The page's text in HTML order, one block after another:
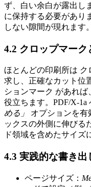
ず、白い余白が露出し
に保持する必要があり
しない隙間が現れます。
4.2 クロップマー
ほとんどの印刷所は ク
求し、正確なカット位
ションマーク があれば
役立ちます。PDF/X‑1a
める」
オプションを有
ックスの外側に伸びる
ド領域を含めたサイズ
4.3 実践的な書き出
ページサイズ ：